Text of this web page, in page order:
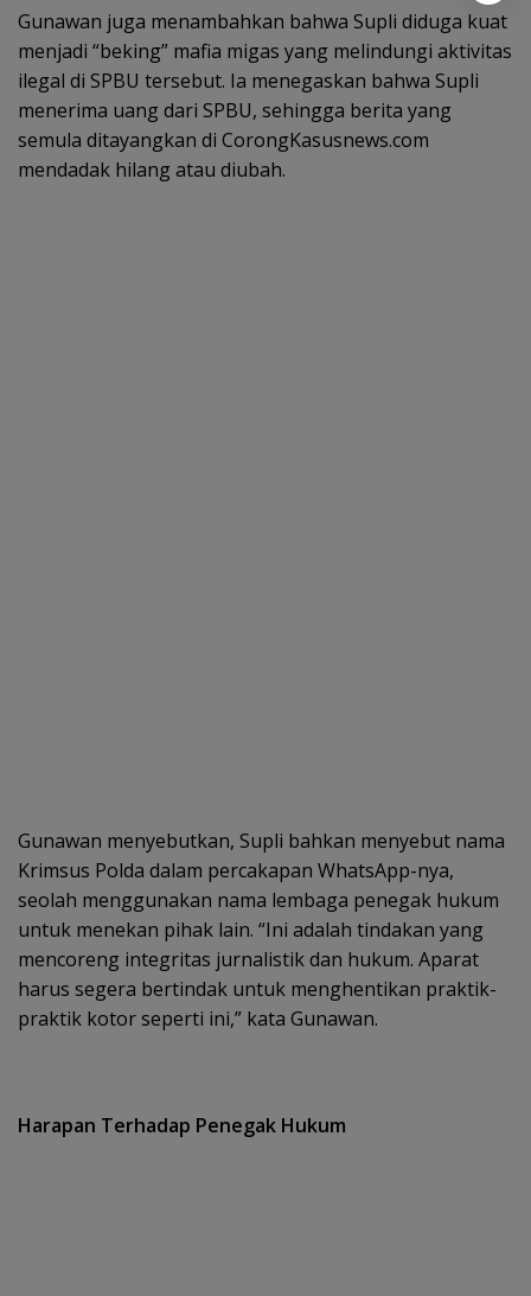
Gunawan juga menambahkan bahwa Supli diduga kuat
menjadi “beking” mafia migas yang melindungi aktivitas
ilegal di SPBU tersebut. Ia menegaskan bahwa Supli
menerima uang dari SPBU, sehingga berita yang
semula ditayangkan di CorongKasusnews.com
mendadak hilang atau diubah.
Gunawan menyebutkan, Supli bahkan menyebut nama
Krimsus Polda dalam percakapan WhatsApp-nya,
seolah menggunakan nama lembaga penegak hukum
untuk menekan pihak lain. “Ini adalah tindakan yang
mencoreng integritas jurnalistik dan hukum. Aparat
harus segera bertindak untuk menghentikan praktik-
praktik kotor seperti ini,” kata Gunawan.
Harapan Terhadap Penegak Hukum